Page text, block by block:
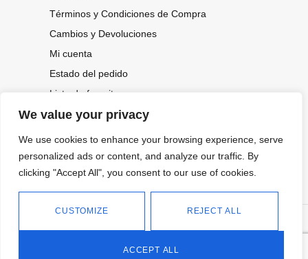
We value your privacy
We use cookies to enhance your browsing experience, serve
personalized ads or content, and analyze our traffic. By
clicking "Accept All", you consent to our use of cookies.
CUSTOMIZE REJECT ALL
ACCEPT ALL
Términos y Condiciones de Compra
Cambios y Devoluciones
Mi cuenta
Estado del pedido
Lista de favoritos
CONOCE NUESTRAS NOVEDADES,
OFERTAS...
2026.